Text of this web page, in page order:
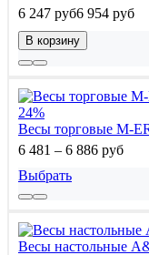
6 247 руб6 954 руб
В корзину
24%
Весы торговые M-
6 481 – 6 886 руб
Выбрать
Весы настольные